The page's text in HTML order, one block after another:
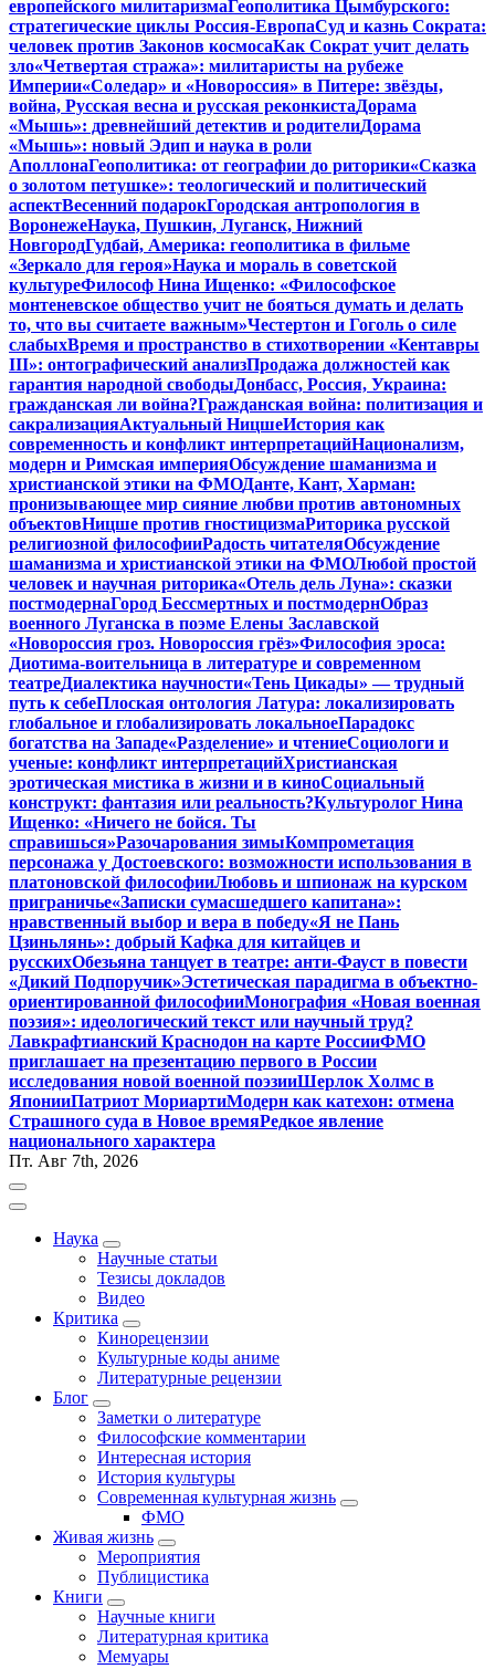
европейского милитаризмаГеополитика Цымбурского:
стратегические циклы Россия-ЕвропаСуд и казнь Сократа:
человек против Законов космосаКак Сократ учит делать
зло«Четвертая стража»: милитаристы на рубеже
Империи«Соледар» и «Новороссия» в Питере: звёзды,
война, Русская весна и русская реконкистаДорама
«Мышь»: древнейший детектив и родителиДорама
«Мышь»: новый Эдип и наука в роли
АполлонаГеополитика: от географии до риторики«Сказка
о золотом петушке»: теологический и политический
аспектВесенний подарокГородская антропология в
ВоронежеНаука, Пушкин, Луганск, Нижний
НовгородГудбай, Америка: геополитика в фильме
«Зеркало для героя»Наука и мораль в советской
культуреФилософ Нина Ищенко: «Философское
монтеневское общество учит не бояться думать и делать
то, что вы считаете важным»Честертон и Гоголь о силе
слабыхВремя и пространство в стихотворении «Кентавры
III»: онтографический анализПродажа должностей как
гарантия народной свободыДонбасс, Россия, Украина:
гражданская ли война?Гражданская война: политизация и
сакрализацияАктуальный НицшеИстория как
современность и конфликт интерпретацийНационализм,
модерн и Римская империяОбсуждение шаманизма и
христианской этики на ФМОДанте, Кант, Харман:
пронизывающее мир сияние любви против автономных
объектовНицше против гностицизмаРиторика русской
религиозной философииРадость читателяОбсуждение
шаманизма и христианской этики на ФМОЛюбой простой
человек и научная риторика«Отель дель Луна»: сказки
постмодернаГород Бессмертных и постмодернОбраз
военного Луганска в поэме Елены Заславской
«Новороссия гроз. Новороссия грёз»Философия эроса:
Диотима-воительница в литературе и современном
театреДиалектика научности«Тень Цикады» — трудный
путь к себеПлоская онтология Латура: локализировать
глобальное и глобализировать локальноеПарадокс
богатства на Западе«Разделение» и чтениеСоциологи и
ученые: конфликт интерпретацийХристианская
эротическая мистика в жизни и в киноСоциальный
конструкт: фантазия или реальность?Культуролог Нина
Ищенко: «Ничего не бойся. Ты
справишься»Разочарования зимыКомпрометация
персонажа у Достоевского: возможности использования в
платоновской философииЛюбовь и шпионаж на курском
приграничье«Записки сумасшедшего капитана»:
нравственный выбор и вера в победу«Я не Пань
Цзиньлянь»: добрый Кафка для китайцев и
русскихОбезьяна танцует в театре: анти-Фауст в повести
«Дикий Подпоручик»Эстетическая парадигма в объектно-
ориентированной философииМонография «Новая военная
поэзия»: идеологический текст или научный труд?
Лавкрафтианский Краснодон на карте РоссииФМО
приглашает на презентацию первого в России
исследования новой военной поэзииШерлок Холмс в
ЯпонииПатриот МориартиМодерн как катехон: отмена
Страшного суда в Новое времяРедкое явление
национального характера
Пт. Авг 7th, 2026
Наука
Научные статьи
Тезисы докладов
Видео
Критика
Кинорецензии
Культурные коды аниме
Литературные рецензии
Блог
Заметки о литературе
Философские комментарии
Интересная история
История культуры
Современная культурная жизнь
ФМО
Живая жизнь
Мероприятия
Публицистика
Книги
Научные книги
Литературная критика
Мемуары